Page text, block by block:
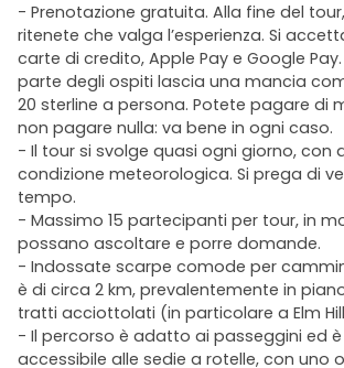
- Prenotazione gratuita. Alla fine del
ritenete che valga l’esperienza. Si
carte di credito, Apple Pay e Google
parte degli ospiti lascia una mancia
20 sterline a persona. Potete pagare di
non pagare nulla: va bene in ogni caso.
- Il tour si svolge quasi ogni giorno, con
condizione meteorologica. Si prega di
tempo.
- Massimo 15 partecipanti per tour, in
possano ascoltare e porre domande.
- Indossate scarpe comode per
è di circa 2 km, prevalentemente in
tratti acciottolati (in particolare a Elm
- Il percorso è adatto ai passeggini ed
accessibile alle sedie a rotelle, con uno